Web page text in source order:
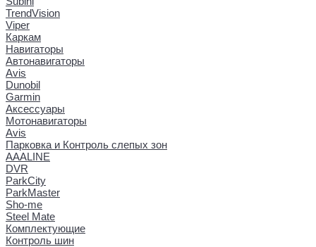
TrendVision
Viper
Каркам
Навигаторы
Автонавигаторы
Avis
Dunobil
Garmin
Аксессуары
Мотонавигаторы
Avis
Парковка и Контроль слепых зон
AAALINE
DVR
ParkCity
ParkMaster
Sho-me
Steel Mate
Комплектующие
Контроль шин